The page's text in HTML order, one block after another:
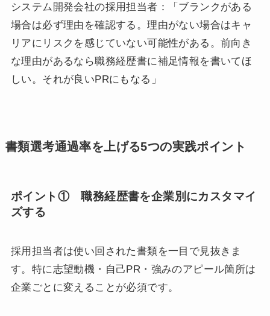
システム開発会社の採用担当者：「ブランクがある
場合は必ず理由を確認する。理由がない場合はキャ
リアにリスクを感じていない可能性がある。前向き
な理由があるなら職務経歴書に補足情報を書いてほ
しい。それが良いPRにもなる」
書類選考通過率を上げる5つの実践ポイント
ポイント① 職務経歴書を企業別にカスタマイ
ズする
採用担当者は使い回された書類を一目で見抜きま
す。特に志望動機・自己PR・強みのアピール箇所は
企業ごとに変えることが必須です。